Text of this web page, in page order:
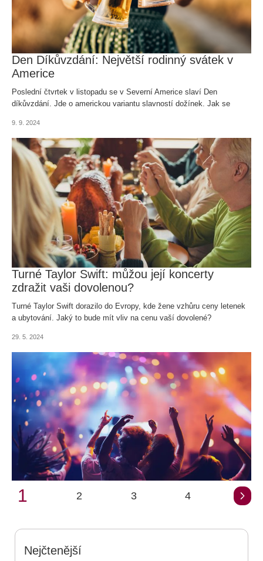
Den Díkůvzdání: Největší rodinný svátek v
Americe
Poslední čtvrtek v listopadu se v Severní Americe slaví Den
díkůvzdání. Jde o americkou variantu slavností dožínek. Jak se
9. 9. 2024
Turné Taylor Swift: můžou její koncerty
zdražit vaši dovolenou?
Turné Taylor Swift dorazilo do Evropy, kde žene vzhůru ceny letenek
a ubytování. Jaký to bude mít vliv na cenu vaší dovolené?
29. 5. 2024
1 2 3 4
Nejčtenější